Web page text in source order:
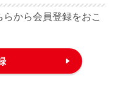
から会員登録をおこ